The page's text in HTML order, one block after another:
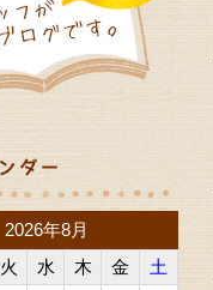
2026年8月
火 水 木 金
土